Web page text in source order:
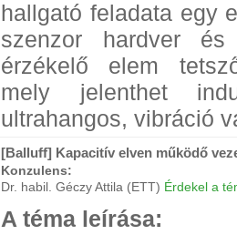
hallgató feladata egy
szenzor hardver
érzékelő elem
mely jelenthet
ultrahangos, vibráció
[Balluff] Kapacitív elven működő
Konzulens:
Dr. habil. Géczy Attila (ETT) Érdekel a
A téma leírása: